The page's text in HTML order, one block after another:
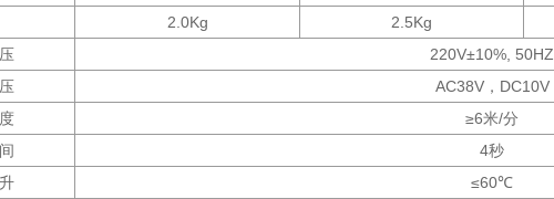
2.0Kg 2.5Kg
220V±10%, 50HZ
AC38V，DC10V
≥6米/分
4秒
≤60℃